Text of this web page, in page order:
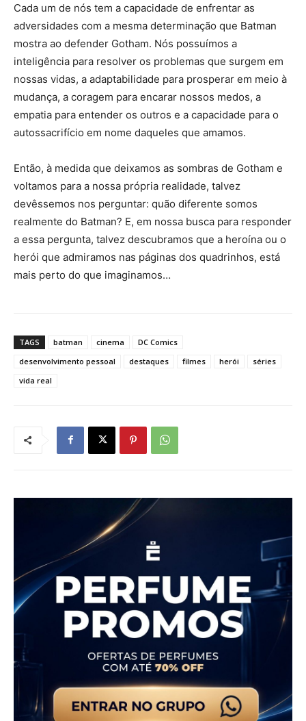
Cada um de nós tem a capacidade de enfrentar as
adversidades com a mesma determinação que Batman
mostra ao defender Gotham. Nós possuímos a
inteligência para resolver os problemas que surgem em
nossas vidas, a adaptabilidade para prosperar em meio à
mudança, a coragem para encarar nossos medos, a
empatia para entender os outros e a capacidade para o
autossacrifício em nome daqueles que amamos.
Então, à medida que deixamos as sombras de Gotham e
voltamos para a nossa própria realidade, talvez
devêssemos nos perguntar: quão diferente somos
realmente do Batman? E, em nossa busca para responder
a essa pergunta, talvez descubramos que a heroína ou o
herói que admiramos nas páginas dos quadrinhos, está
mais perto do que imaginamos…
TAGS batman cinema
DC Comics
desenvolvimento pessoal
destaques filmes herói
séries
vida real